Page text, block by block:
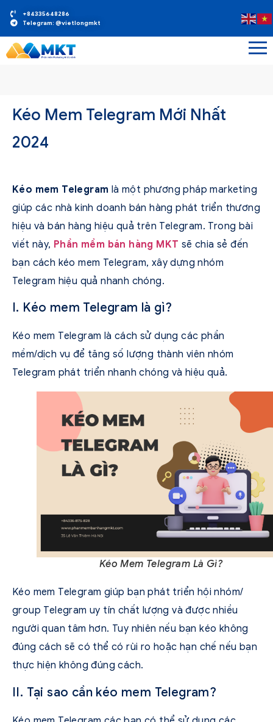
+84335648286
Telegram: @vietlongmkt
Kéo Mem Telegram Mới Nhất
2024
Kéo mem Telegram là một phương pháp marketing
giúp các nhà kinh doanh bán hàng phát triển thương
hiệu và bán hàng hiệu quả trên Telegram. Trong bài
viết này, Phần mềm bán hàng MKT sẽ chia sẻ đến
bạn cách kéo mem Telegram, xây dựng nhóm
Telegram hiệu quả nhanh chóng.
I. Kéo mem Telegram là gì?
Kéo mem Telegram là cách sử dụng các phần
mềm/dịch vụ để tăng số lượng thành viên nhóm
Telegram phát triển nhanh chóng và hiệu quả.
Kéo Mem Telegram Là Gì?
Kéo mem Telegram giúp bạn phát triển hội nhóm/
group Telegram uy tín chất lượng và được nhiều
người quan tâm hơn. Tuy nhiên nếu bạn kéo không
đúng cách sẽ có thể có rùi ro hoặc hạn chế nếu bạn
thực hiện không đúng cách.
II. Tại sao cần kéo mem Telegram?